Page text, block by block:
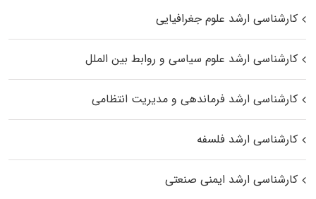
کارشناسی ارشد علوم جغرافیایی
کارشناسی ارشد علوم سیاسی و روابط بین الملل
کارشناسی ارشد فرماندهی و مدیریت انتظامی
کارشناسی ارشد فلسفه
کارشناسی ارشد ایمنی صنعتی